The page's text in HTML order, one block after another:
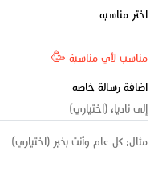
اختر مناسبه
اضافة رسالة خاصه